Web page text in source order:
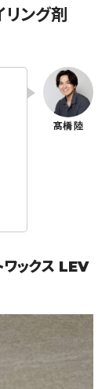
ング剤
ワックス LEV